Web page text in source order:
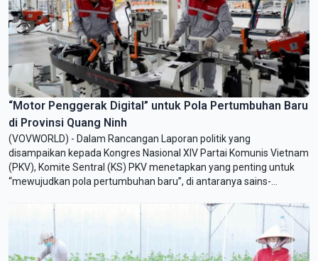
“Motor Penggerak Digital” untuk Pola Pertumbuhan Baru
di Provinsi Quang Ninh
(VOVWORLD) - Dalam Rancangan Laporan politik yang
disampaikan kepada Kongres Nasional XIV Partai Komunis Vietnam
(PKV), Komite Sentral (KS) PKV menetapkan yang penting untuk
“mewujudkan pola pertumbuhan baru”, di antaranya sains-
sebagai motor penggerak utama. Menyambut keputusan ini,
Quang Ninh, sebagai daerah yang memelopori banyak terobosan
pembangunan, segera melaksanakan langkah-langkah konkret
dan turut merealisasikan target bersama.